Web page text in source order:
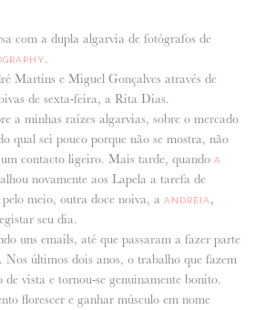
CONNOSCO
com a dupla algarvia de fotógrafos de
.
Martins e Miguel Gonçalves através de
de sexta-feira, a Rita Dias.
a minhas raízes algarvias, sobre o mercado
qual sei pouco porque não se mostra, não
contacto ligeiro. Mais tarde, quando A
novamente aos Lapela a tarefa de
meio, outra doce noiva, a ANDREIA ,
seu dia.
uns emails, até que passaram a fazer parte
Nos últimos dois anos, o trabalho que fazem
de vista e tornou-se genuinamente bonito.
florescer e ganhar músculo em nome